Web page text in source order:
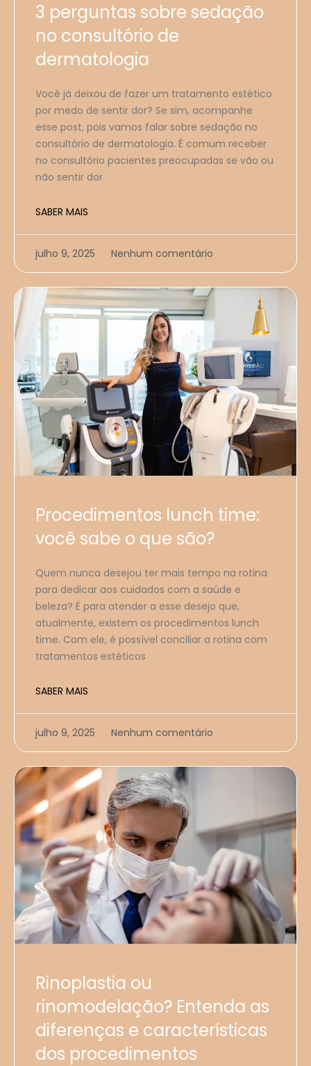
3 perguntas sobre sedação
no consultório de
dermatologia
Você já deixou de fazer um tratamento estético
por medo de sentir dor? Se sim, acompanhe
esse post, pois vamos falar sobre sedação no
consultório de dermatologia. É comum receber
no consultório pacientes preocupadas se vão ou
não sentir dor
SABER MAIS
julho 9, 2025 Nenhum comentário
Procedimentos lunch time:
você sabe o que são?
Quem nunca desejou ter mais tempo na rotina
para dedicar aos cuidados com a saúde e
beleza? É para atender a esse desejo que,
atualmente, existem os procedimentos lunch
time. Com ele, é possível conciliar a rotina com
tratamentos estéticos
SABER MAIS
julho 9, 2025 Nenhum comentário
Rinoplastia ou
rinomodelação? Entenda as
diferenças e características
dos procedimentos